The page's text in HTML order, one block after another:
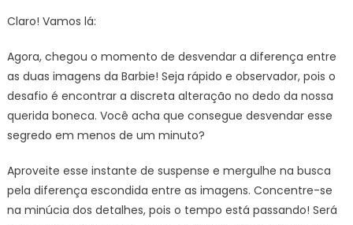
Claro! Vamos lá:
Agora, chegou o momento de desvendar a diferença entre
as duas imagens da Barbie! Seja rápido e observador, pois o
desafio é encontrar a discreta alteração no dedo da nossa
querida boneca. Você acha que consegue desvendar esse
segredo em menos de um minuto?
Aproveite esse instante de suspense e mergulhe na busca
pela diferença escondida entre as imagens. Concentre-se
na minúcia dos detalhes, pois o tempo está passando! Será